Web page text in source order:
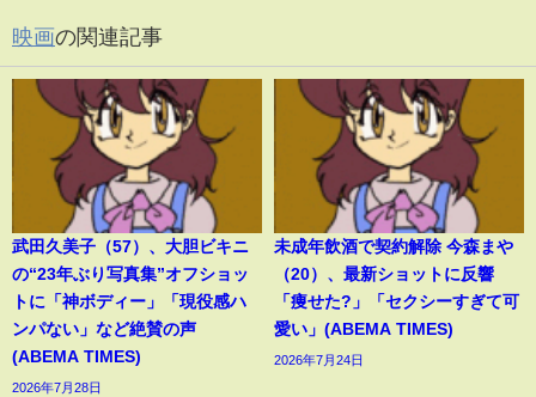
映画の関連記事
武田久美子（57）、大胆ビキニ
の“23年ぶり写真集”オフショッ
トに「神ボディー」「現役感ハ
ンパない」など絶賛の声
(ABEMA TIMES)
2026年7月28日
未成年飲酒で契約解除 今森まや
（20）、最新ショットに反響
「痩せた?」「セクシーすぎて可
愛い」(ABEMA TIMES)
2026年7月24日